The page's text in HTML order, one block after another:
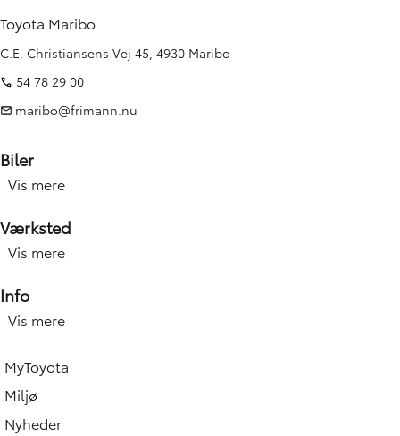
Toyota Maribo
C.E. Christiansens Vej 45, 4930 Maribo
54 78 29 00
maribo@frimann.nu
Biler
Nye biler
Brugte biler
Kampagner
Erhverv
Book prøvetur
Beregn salgspris på din bil
Toyota Approved Used
Biludlejning
Vis mere
Værksted
Værksted forside
Service
Hjulskift & dæk
Skadecenter & smart Repair
Tilbehør og reservedele
Vis mere
Info
Åbningstid
Toyota Vejhjælp
Bliv ringet op
Vis mere
MyToyota
Miljø
Nyheder